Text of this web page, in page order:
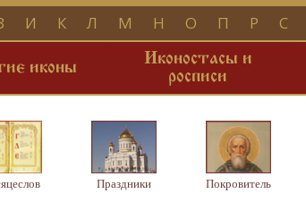
И К Л М Н О П Р С
иконы
Иконостасы и
росписи
Праздники Покровитель